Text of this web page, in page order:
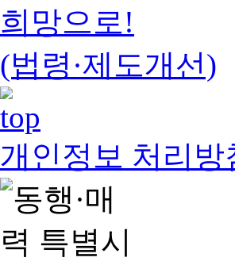
희망으로!
(법령·제도개선)
개인정보 처리방